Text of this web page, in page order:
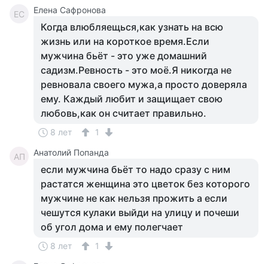
ЕС Елена Сафронова
Когда влюбляещься,как узнать на всю
жизнь или на короткое время.Если
мужчина бьёт - это уже домашний
садизм.Ревность - это моё.Я никогда не
ревновала своего мужа,а просто доверяла
ему. Каждый любит и защищает свою
любовь,как он считает правильно.
8 лет 1
АП Анатолий Попанда
если мужчина бьёт то надо сразу с ним
растатся женщина это цветок без которого
мужчине не как нельзя прожить а если
чешутся кулаки выйди на улицу и почеши
об угол дома и ему полегчает
8 лет 1